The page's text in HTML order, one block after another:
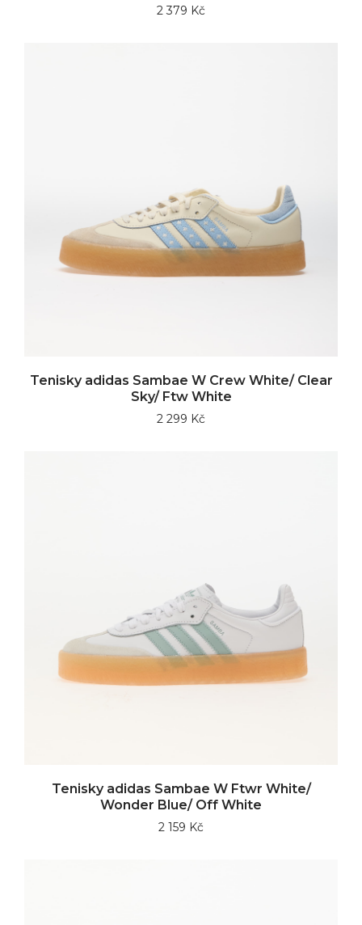
2 379 Kč
Tenisky adidas Sambae W Crew White/ Clear
Sky/ Ftw White
2 299 Kč
Tenisky adidas Sambae W Ftwr White/
Wonder Blue/ Off White
2 159 Kč